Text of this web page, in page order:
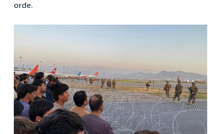
orde.